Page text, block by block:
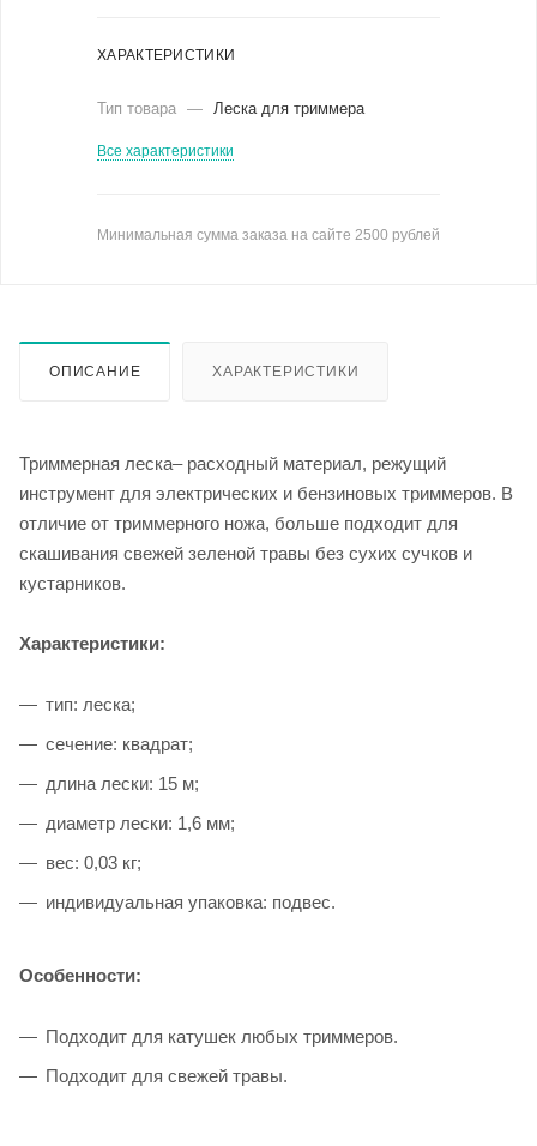
ХАРАКТЕРИСТИКИ
Тип товара — Леска для триммера
Все характеристики
Минимальная сумма заказа на сайте 2500 рублей
ОПИСАНИЕ ХАРАКТЕРИСТИКИ
Триммерная леска– расходный материал, режущий
инструмент для электрических и бензиновых триммеров. В
отличие от триммерного ножа, больше подходит для
скашивания свежей зеленой травы без сухих сучков и
кустарников.
Характеристики:
тип: леска;
сечение: квадрат;
длина лески: 15 м;
диаметр лески: 1,6 мм;
вес: 0,03 кг;
индивидуальная упаковка: подвес.
Особенности:
Подходит для катушек любых триммеров.
Подходит для свежей травы.